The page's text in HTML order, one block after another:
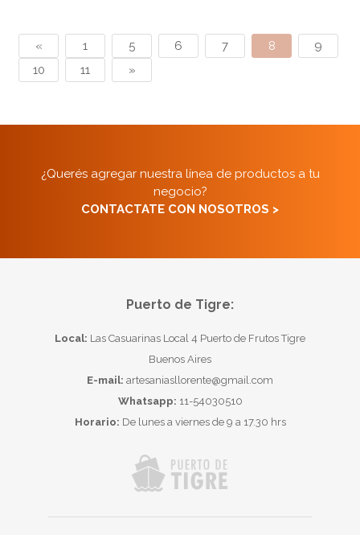
« 1 5 6 7 8
9
10
11 »
¿Querés agregar nuestra línea de productos a tu
negocio?
CONTACTATE CON NOSOTROS >
Puerto de Tigre:
Local: Las Casuarinas Local 4 Puerto de Frutos Tigre
Buenos Aires
E-mail: artesaniasllorente@gmail.com
Whatsapp: 11-54030510
Horario: De lunes a viernes de 9 a 17.30 hrs